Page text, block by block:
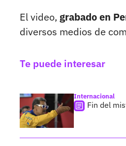
El video, grabado en
diversos medios de
Te puede interesar
Internacional
Fin del